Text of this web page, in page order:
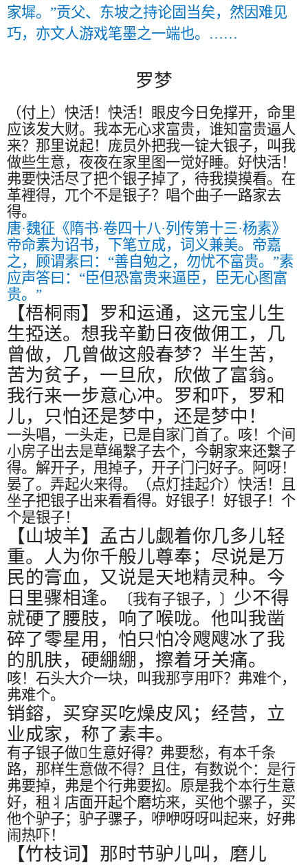
家墀。”贡父、东坡之持论固当矣，然因难见
巧，亦文人游戏笔墨之一端也。……
罗梦
（付上）快活！快活！眼皮今日免撑开，命里
应该发大财。我本无心求富贵，谁知富贵逼人
来？那里说起！庞员外把我一锭大银子，叫我
做些生意，夜夜在家里图一觉好睡。好快活！
弗要快活尽了把个银子掉了，待我摸摸看。在
革裡得，兀个不是银子？唱个曲子一路家去
得。
唐·魏征《隋书·卷四十八·列传第十三·杨素》
帝命素为诏书，下笔立成，词义兼美。帝嘉
之，顾谓素曰：“善自勉之，勿忧不富贵。”素
应声答曰：“臣但恐富贵来逼臣，臣无心图富
贵。”
【梧桐雨】罗和运通，这元宝儿生
生掗送。想我辛勤日夜做佣工，几
曾做，几曾做这般春梦？半生苦，
苦为贫子，一旦欣，欣做了富翁。
我行来一步意心冲。罗和吓，罗和
儿，只怕还是梦中，还是梦中！
一头唱，一头走，已是自家门首了。咳！个间
小房子出去是草绳繫子去个，今朝家来还繫子
得。解开子，甩掉子，开子门闩好子。阿呀！
晏了。弄起火来得。（点灯挂起介）快活！且
坐子把银子出来看看得。好银子！好银子！个
个是银子！
【山坡羊】孟古儿觑着你几多儿轻
重。人为你千般儿尊奉；尽说是万
民的膏血，又说是天地精灵种。今
日里骤相逢。
〔我有子银子，〕 少不得
就硬了腰肢，响了喉咙。他叫我凿
碎了零星用，怕只怕冷飕飕冰了我
的肌肤，硬綳綳，擦着牙关痛。
咳！石头大介一块，叫我那亨用吓？弗难个，
弗难个。
销鎔，买穿买吃燥皮风；经营，立
业成家，称了素丰。
有子银子做𠍽生意好得？弗要愁，有本千条
路，那样生意做不得？且住，有数说个：是行
弗要掉，弗是个行弗要抝。原是我个本行生意
好，租丬店面开起个磨坊来，买他个骡子，买
他个驴子；驴子骡子，咿咿呀呀叫起来，好弗
闹热吓！
【竹枝词】那时节驴儿叫，磨儿